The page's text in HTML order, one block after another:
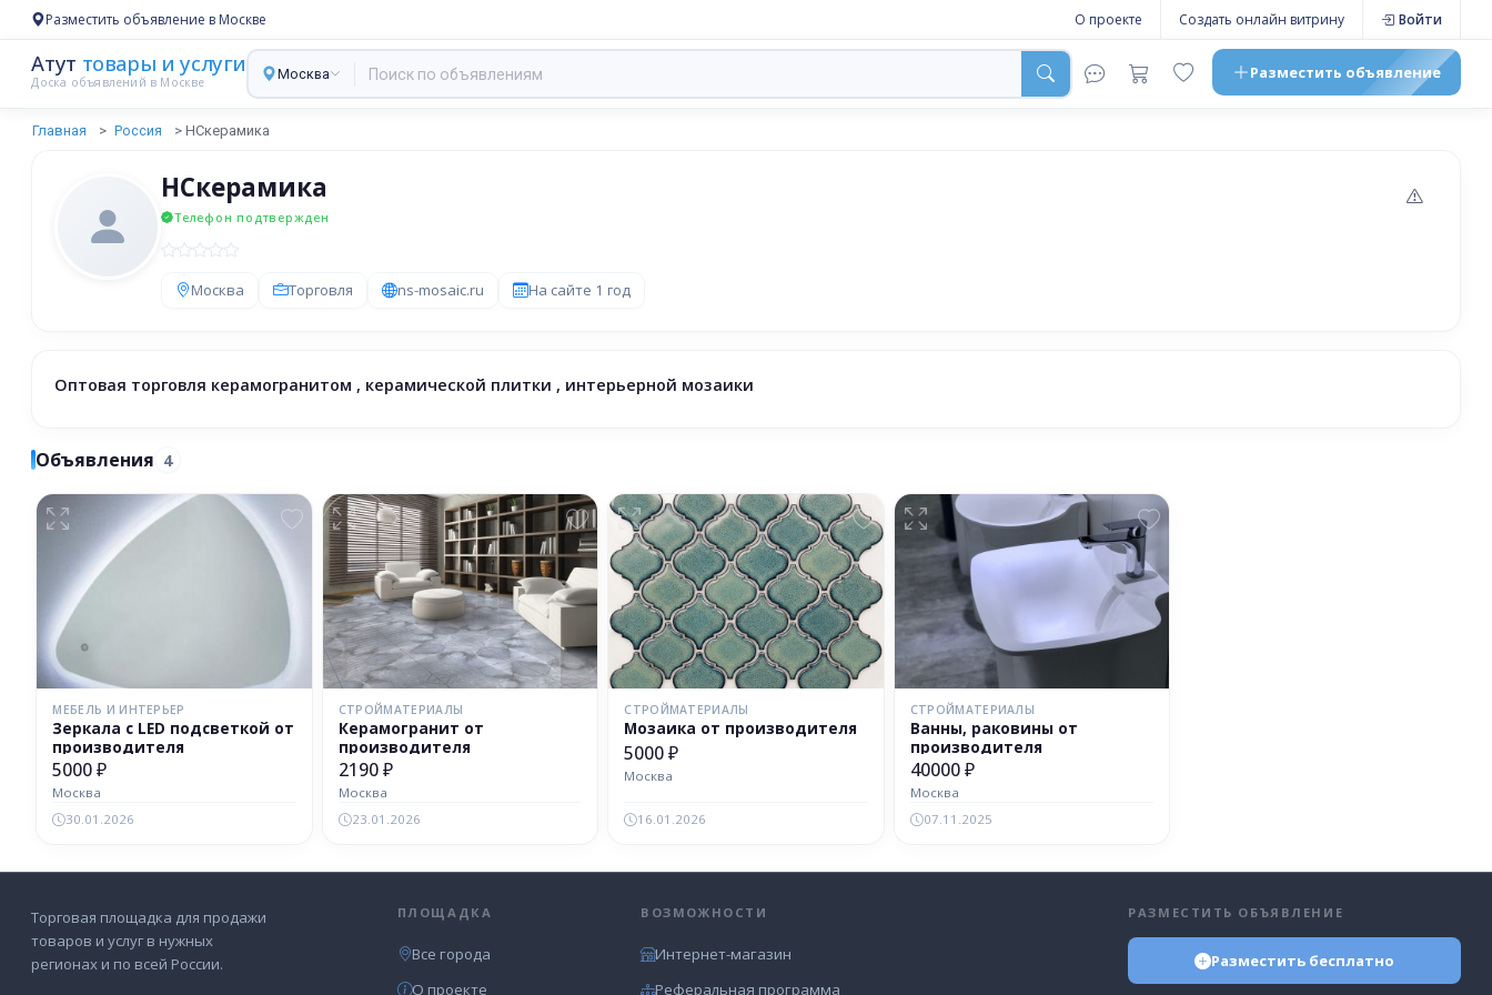
Разместить объявление в Москве О проекте Создать онлайн витрину Войти
Атут товары и услуги
Доска объявлений в Москве
Москва Разместить объявление
Главная Россия НСкерамика
НСкерамика
Телефон подтвержден
Москва Торговля ns-mosaic.ru На сайте 1 год
Оптовая торговля керамогранитом , керамической плитки , интерьерной мозаики
Объявления 4
МЕБЕЛЬ И ИНТЕРЬЕР
Зеркала с LED подсветкой от
производителя
5000 ₽
Москва
30.01.2026
СТРОЙМАТЕРИАЛЫ
Керамогранит от
производителя
2190 ₽
Москва
23.01.2026
СТРОЙМАТЕРИАЛЫ
Мозаика от производителя
5000 ₽
Москва
16.01.2026
СТРОЙМАТЕРИАЛЫ
Ванны, раковины от
производителя
40000 ₽
Москва
07.11.2025
Торговая площадка для продажи
товаров и услуг в нужных
регионах и по всей России.
ПЛОЩАДКА
Все города
О проекте
ВОЗМОЖНОСТИ
Интернет-магазин
Реферальная программа
РАЗМЕСТИТЬ ОБЪЯВЛЕНИЕ
Разместить бесплатно